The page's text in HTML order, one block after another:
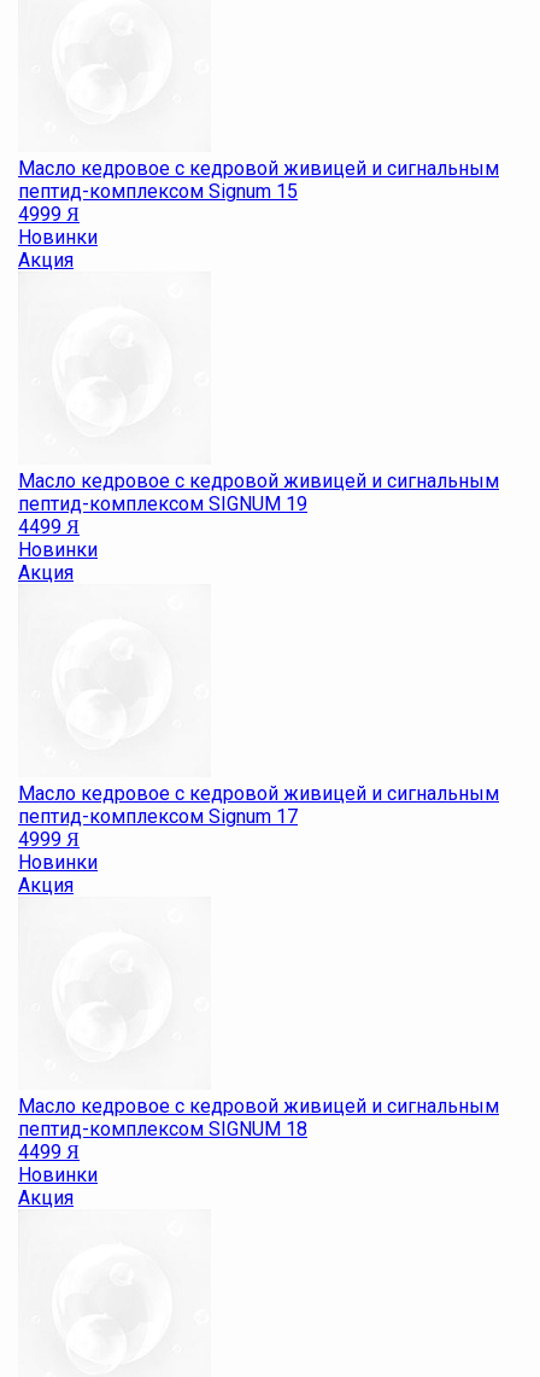
Масло кедровое с кедровой живицей и сигнальным
пептид-комплексом Signum 15
4999 Я
Новинки
Акция
Масло кедровое с кедровой живицей и сигнальным
пептид-комплексом SIGNUM 19
4499 Я
Новинки
Акция
Масло кедровое с кедровой живицей и сигнальным
пептид-комплексом Signum 17
4999 Я
Новинки
Акция
Масло кедровое с кедровой живицей и сигнальным
пептид-комплексом SIGNUM 18
4499 Я
Новинки
Акция